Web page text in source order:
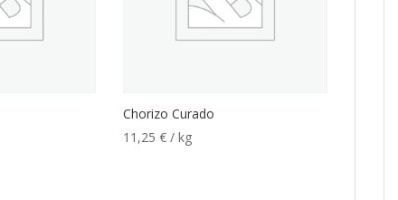
Chorizo Curado
11,25€ / kg